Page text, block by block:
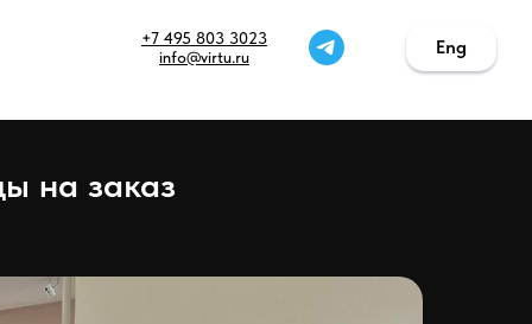
+7 495 803 3023
info@virtu.ru
Eng
Eng
на заказ